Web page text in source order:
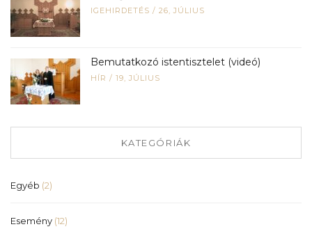
IGEHIRDETÉS / 26, JÚLIUS
Bemutatkozó istentisztelet (videó)
HÍR / 19, JÚLIUS
KATEGÓRIÁK
Egyéb (2)
Esemény (12)